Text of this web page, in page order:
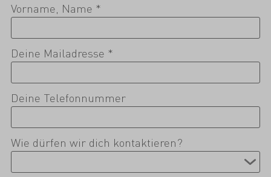
Vorname, Name *
Deine Mailadresse *
Deine Telefonnummer
Wie dürfen wir dich kontaktieren?